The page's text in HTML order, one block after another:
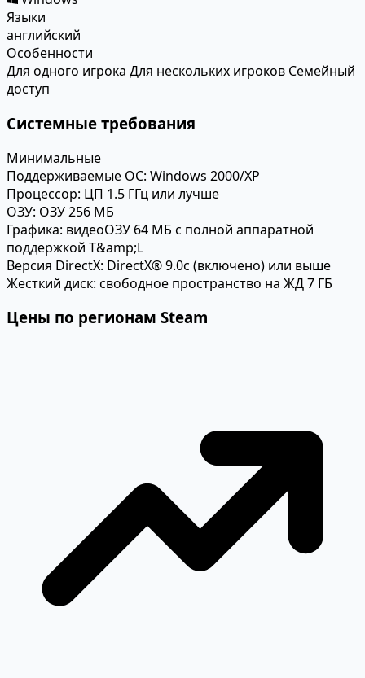
Языки
английский
Особенности
Для одного игрока Для нескольких игроков Семейный
доступ
Системные требования
Минимальные
Поддерживаемые ОС: Windows 2000/XP
Процессор: ЦП 1.5 ГГц или лучше
ОЗУ: ОЗУ 256 МБ
Графика: видеоОЗУ 64 МБ с полной аппаратной
поддержкой T&amp;L
Версия DirectX: DirectX® 9.0c (включено) или выше
Жесткий диск: свободное пространство на ЖД 7 ГБ
Цены по регионам Steam